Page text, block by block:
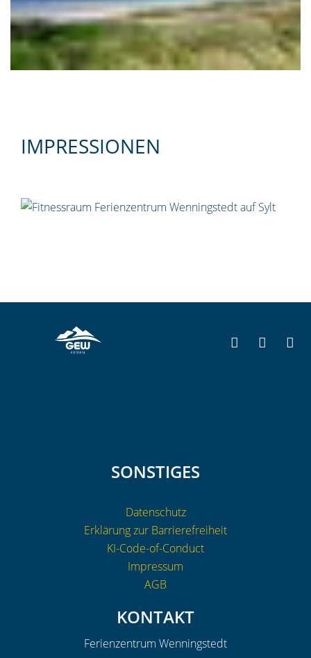
IMPRESSIONEN
SONSTIGES
Datenschutz
Erklärung zur Barrierefreiheit
KI-Code-of-Conduct
Impressum
AGB
KONTAKT
Ferienzentrum Wenningstedt